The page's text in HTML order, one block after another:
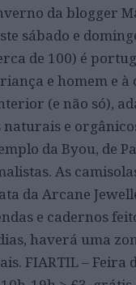
da blogger
sábado e
de 100) é
e homem e à
(e não só),
e
da Byou, de
As
da Arcane
e cadernos
haverá uma
FIARTIL – Feira